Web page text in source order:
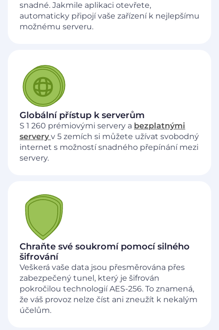
snadné. Jakmile aplikaci otevřete,
automaticky připojí vaše zařízení k nejlepšímu
možnému serveru.
Globální přístup k serverům
S 1 260 prémiovými servery a bezplatnými
servery v 5 zemích si můžete užívat svobodný
internet s možností snadného přepínání mezi
servery.
Chraňte své soukromí pomocí silného
šifrování
Veškerá vaše data jsou přesměrována přes
zabezpečený tunel, který je šifrován
pokročilou technologií AES-256. To znamená,
že váš provoz nelze číst ani zneužít k nekalým
účelům.